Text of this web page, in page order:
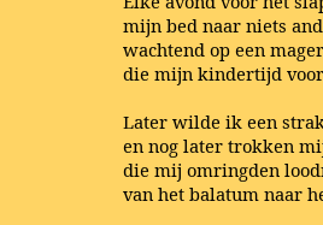
mijn bed naar niets
wachtend op een
die mijn kindertijd
Later wilde ik een
en nog later trokken
die mij omringden
van het balatum naar